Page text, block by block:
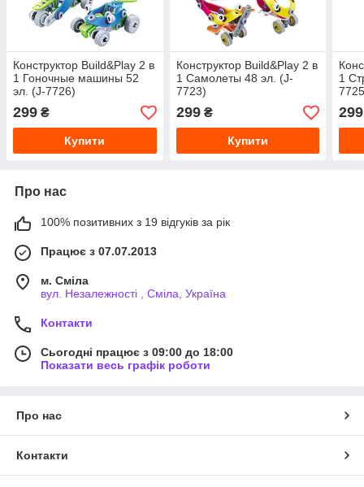
Конструктор Build&Play 2 в
1 Гоночные машины 52
эл. (J-7726)
299 ₴
Купити
Конструктор Build&Play 2 в
1 Самолеты 48 эл. (J-
7723)
299₴
Купити
1
299
Про нас
100% позитивних з 19 відгуків за рік
Працює з 07.07.2013
м. Сміла
вул. Незалежності , Сміла, Україна
Контакти
Сьогодні працює з 09:00 до 18:00
Показати весь графік роботи
Про нас
Контакти